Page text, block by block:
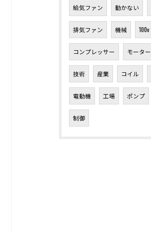
給気ファン 動かない
排気ファン 機械 100v
コンプレッサー モーター
技術 産業 コイル
電動機 工場 ポンプ
制御